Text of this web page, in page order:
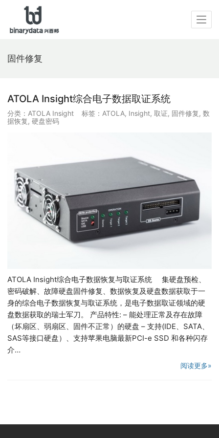
固件修复
ATOLA Insight综合电子数据取证系统
分类： ATOLA Insight 标签： ATOLA, Insight, 取证, 固件修复, 数
据恢复, 硬盘密码
ATOLA Insight综合电子数据恢复与取证系统 集硬盘预检、
密码破解、故障硬盘固件修复、数据恢复及硬盘数据获取于一
身的综合电子数据恢复与取证系统，是电子数据取证领域的硬
盘数据获取的瑞士军刀。 产品特性: – 能处理正常及存在故障
（坏扇区、弱扇区、固件不正常）的硬盘 – 支持(IDE、SATA、
SAS等接口硬盘）、支持苹果电脑最新PCI-e SSD 和各种闪存
介…
阅读更多»